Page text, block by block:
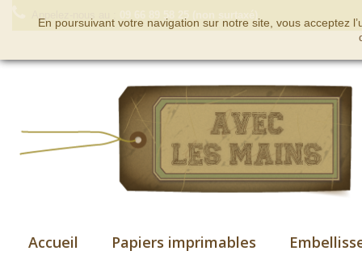
Accueil Papiers imprimables
En poursuivant votre navigation sur notre site, vous acceptez